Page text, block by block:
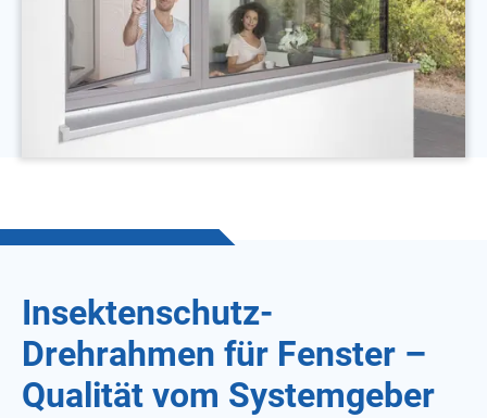
Insektenschutz-
Drehrahmen für Fenster –
Qualität vom Systemgeber